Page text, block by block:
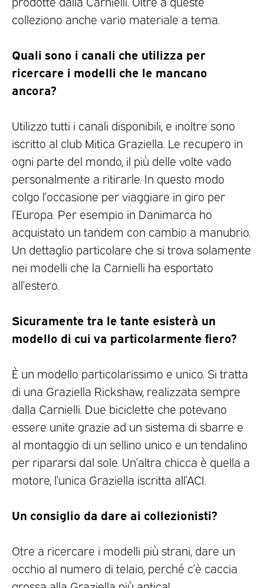
colleziono anche vario materiale a tema.
Quali sono i canali che utilizza per
ricercare i modelli che le mancano
ancora?
Utilizzo tutti i canali disponibili, e inoltre sono
iscritto al club Mitica Graziella. Le recupero in
ogni parte del mondo, il più delle volte vado
personalmente a ritirarle. In questo modo
colgo l’occasione per viaggiare in giro per
l’Europa. Per esempio in Danimarca ho
acquistato un tandem con cambio a manubrio.
Un dettaglio particolare che si trova solamente
nei modelli che la Carnielli ha esportato
all’estero.
Sicuramente tra le tante esisterà un
modello di cui va particolarmente fiero?
È un modello particolarissimo e unico. Si tratta
di una Graziella Rickshaw, realizzata sempre
dalla Carnielli. Due biciclette che potevano
essere unite grazie ad un sistema di sbarre e
al montaggio di un sellino unico e un tendalino
per ripararsi dal sole. Un’altra chicca è quella a
motore, l’unica Graziella iscritta all’ACI.
Un consiglio da dare ai collezionisti?
Otre a ricercare i modelli più strani, dare un
occhio al numero di telaio, perché c’è caccia